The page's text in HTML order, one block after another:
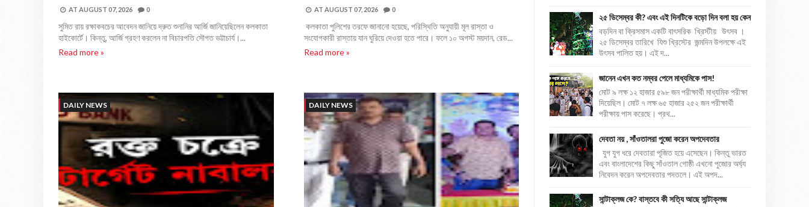
AT AUGUST 07, 2026 0
সুমিত রায় রক্ষাকবচের আবেদন জানিয়ে দ্রুত শুনানির আর্জি জানিয়েছিলেন কলকাতা
হাইকোর্টে। কিন্তু, আর্জি গ্রহণ করলেন না বিচারপতি সৌগত ভট্টাচার্য।...
Read more »
AT AUGUST 07, 2026 0
কলকাতা পুলিশের তরফে জানানো হয়েছে, পরিস্থিতি অনুযায়ী মূল রাস্তা ও
সংযোগকারী রাস্তায় যান ঘুরিয়ে দেওয়া হতে পারে। ফলে ১০ অগস্ট ময়দান, রেড...
Read more »
DAILY NEWS DAILY NEWS
২৫ ডিসেম্বর কী? এবং এই দিনটিকে বড়ো দিন বলা হয় কেন
বড়দিন বা ক্রিসমাস একটি বাৎসরিক খ্রিস্টীয় উৎসব ।
২৫ ডিসেম্বর তারিখে যিশু খ্রিস্টের জন্মদিন উপলক্ষে এই
উৎসব পালিত হয়। এই দ...
জানেন এখন কত নম্বর পেলে মাধ্যমিকে পাস!
মোট ৯ লক্ষ ১২ হাজার ৫৯৮ জন পরীক্ষার্থী মাধ্যমিক পরীক্ষা
দিয়েছিল। মোট ৭ লক্ষ ৬৫ হাজার ২৫২ জন পরীক্ষার্থী
পরীক্ষায় পাস করেছে। প্রথ...
দেবতা নয় , সাঁওতালরা পুজো করেন অপদেবতার
যুগ যুগ ধরে দেবতারা পূজিত হয়ে এসেছেন। কিন্তু ভারত
এবং বাংলাদেশের কিছু সাঁওতাল গোষ্ঠী এখনো পুজোর অর্ঘ্য
নিবেদন করেন অপদেবতার পদতলে। এই অপদ...
সান্টাক্লজ কে? বাস্তবে কী সত্যি আছে সান্টাক্লজ